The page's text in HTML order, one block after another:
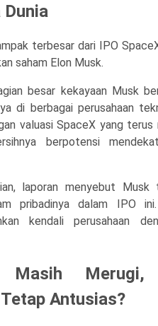
terbesar dari IPO
saham Elon Musk.
besar kekayaan Musk
di berbagai perusahaan
valuasi SpaceX yang
berpotensi
laporan menyebut Musk
pribadinya dalam IPO
kendali perusahaan
Masih Merugi,
Antusias?